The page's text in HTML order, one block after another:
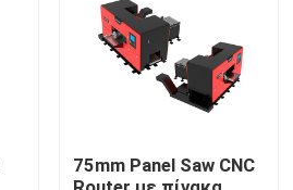
75mm Panel Saw CNC